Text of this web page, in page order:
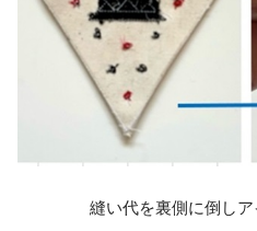
縫い代を裏側に倒しア